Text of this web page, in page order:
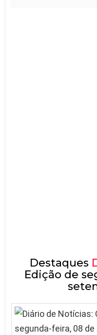
Destaques
Edição de